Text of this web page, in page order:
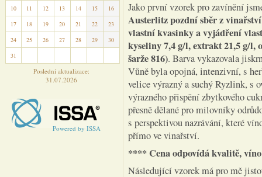
10
11 12 13 14 15
16
17
18 19 20 21 22
23
24
25 26 27 28 29
30
31
Poslední aktualizace:
31.07.2026
Powered by ISSA
Jako první vzorek pro zavínění
Austerlitz pozdní sběr z
vlastní kvasinky a vyjádření
kyseliny 7,4 g/l, extrakt 21,5 g/l,
šarže 816). Barva vykazovala
Vůně byla opojná, intenzivní, s
velice výrazný a suchý Ryzlink, s
výrazného přispění zbytkového
přesně dělané pro milovníky
s perspektivou nazrávání, které
přímo ve vinařství.
**** Cena odpovídá kvalitě,
Následující vzorek má pro mě